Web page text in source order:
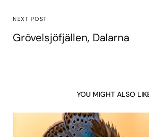
NEXT POST
Grövelsjöfjällen, Dalarna
YOU MIGHT ALSO